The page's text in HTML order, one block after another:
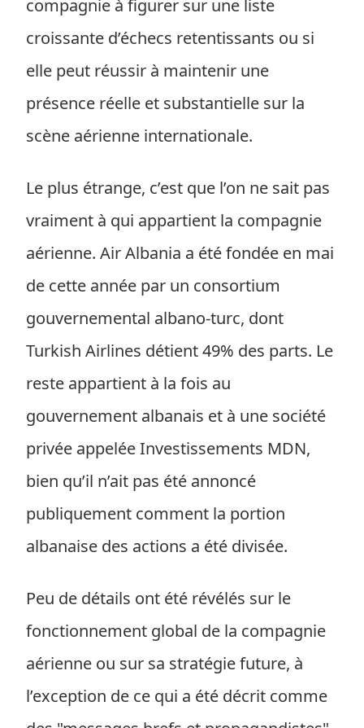
compagnie à figurer sur une liste
croissante d’échecs retentissants ou si
elle peut réussir à maintenir une
présence réelle et substantielle sur la
scène aérienne internationale.
Le plus étrange, c’est que l’on ne sait pas
vraiment à qui appartient la compagnie
aérienne. Air Albania a été fondée en mai
de cette année par un consortium
gouvernemental albano-turc, dont
Turkish Airlines détient 49% des parts. Le
reste appartient à la fois au
gouvernement albanais et à une société
privée appelée Investissements MDN,
bien qu’il n’ait pas été annoncé
publiquement comment la portion
albanaise des actions a été divisée.
Peu de détails ont été révélés sur le
fonctionnement global de la compagnie
aérienne ou sur sa stratégie future, à
l’exception de ce qui a été décrit comme